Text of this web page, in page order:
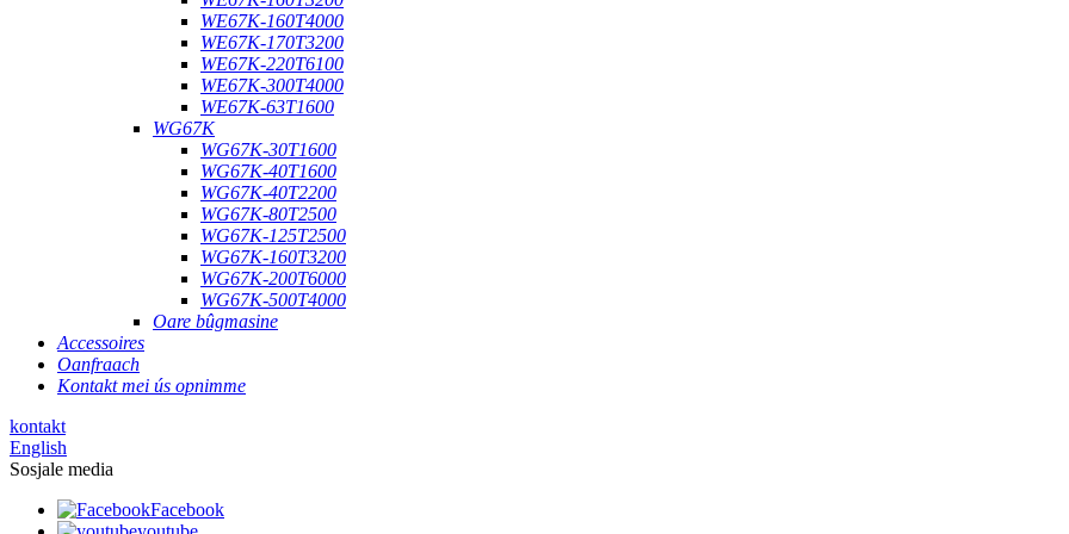
WE67K-160T4000
WE67K-170T3200
WE67K-220T6100
WE67K-300T4000
WE67K-63T1600
WG67K
WG67K-30T1600
WG67K-40T1600
WG67K-40T2200
WG67K-80T2500
WG67K-125T2500
WG67K-160T3200
WG67K-200T6000
WG67K-500T4000
Oare bûgmasine
Accessoires
Oanfraach
Kontakt mei ús opnimme
kontakt
English
Sosjale media
Facebook